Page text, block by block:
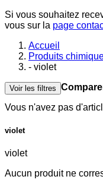
Si vous souhaitez
vous sur la page
Accueil
Produits
- violet
Voir les filtres
Vous n'avez pas
violet
violet
Aucun produit ne